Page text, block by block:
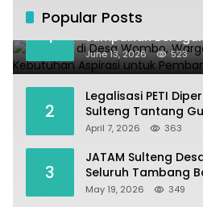
Popular Posts
1
Kundapil di Desa
Sampaikan
untuk
June 13, 2026 523
2
Legalisasi PETI
Sulteng Tantang
Andalkan Tambang
April 7, 2026 363
3
JATAM Sulteng
Seluruh Tambang
Pesisir
May 19, 2026 349